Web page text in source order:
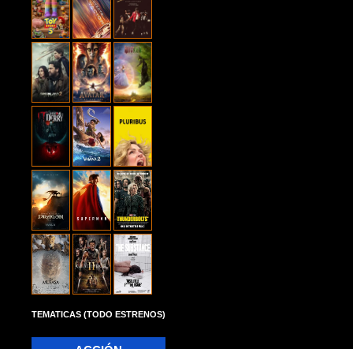
TEMATICAS (TODO ESTRENOS)